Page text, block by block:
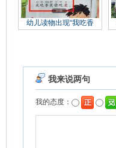
幼儿读物出现“我吃香